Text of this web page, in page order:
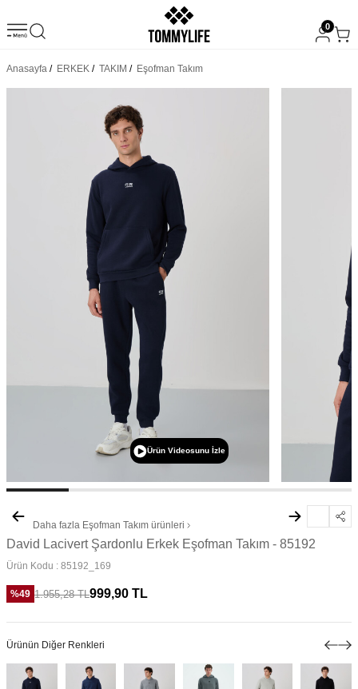
0
Anasayfa / ERKEK / TAKIM / Eşofman Takım
Ürün Videosunu İzle
Daha fazla Eşofman Takım ürünleri
David Lacivert Şardonlu Erkek Eşofman Takım - 85192
Ürün Kodu : 85192_169
%49 1.955,28TL999,90 TL
Ürünün Diğer Renkleri